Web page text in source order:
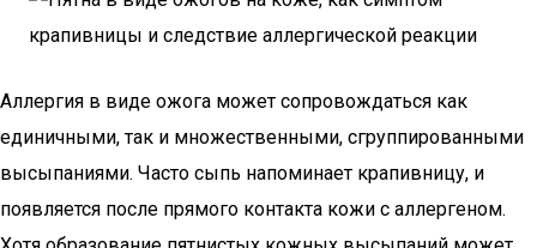
Аллергия в виде ожога может сопровождаться как
единичными, так и множественными, сгруппированными
высыпаниями. Часто сыпь напоминает крапивницу, и
появляется после прямого контакта кожи с аллергеном.